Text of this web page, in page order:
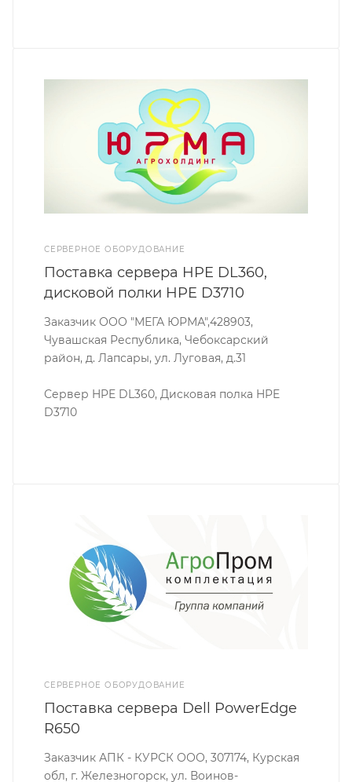
СЕРВЕРНОЕ ОБОРУДОВАНИЕ
Поставка сервера HPE DL360,
дисковой полки HPE D3710
Заказчик ООО "МЕГА ЮРМА",428903,
Чувашская Республика, Чебоксарский
район, д. Лапсары, ул. Луговая, д.31
Сервер HPE DL360, Дисковая полка HPE
D3710
СЕРВЕРНОЕ ОБОРУДОВАНИЕ
Поставка сервера Dell PowerEdge
R650
Заказчик АПК - КУРСК ООО, 307174, Курская
обл, г. Железногорск, ул. Воинов-